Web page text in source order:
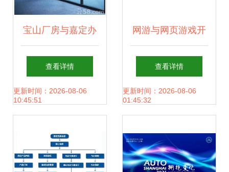
宝山厂房与嘉定办
公室装修 技术咨询
的关键作用
查看详情
更新时间：2026-08-06
10:45:51
网游与网页游戏开
服走向趋势掌握导
向行前指南视角视
确《绝地求生+定
查看详情
更新时间：2026-08-06
01:45:32